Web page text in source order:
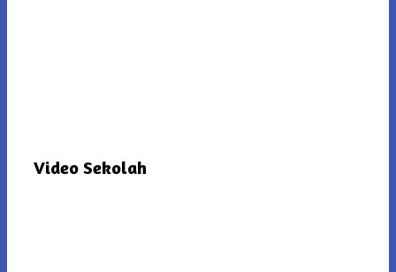
Video Sekolah